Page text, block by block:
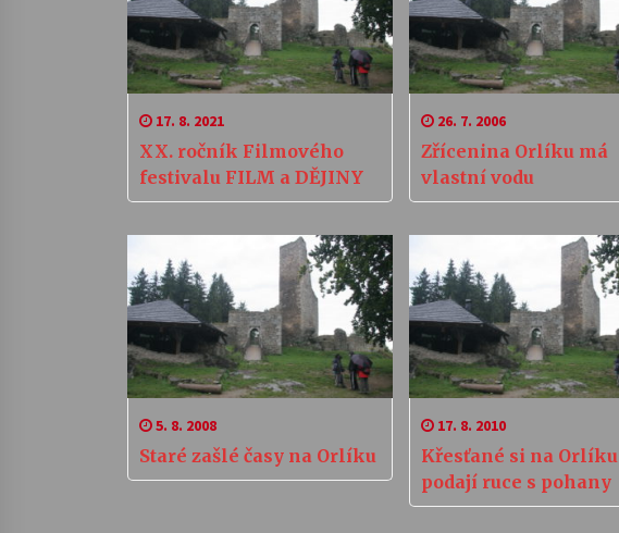
17. 8. 2021
XX. ročník Filmového
festivalu FILM a DĚJINY
26. 7. 2006
Zřícenina Orlíku má
vlastní vodu
5. 8. 2008
Staré zašlé časy na Orlíku
17. 8. 2010
Křesťané si na Orlíku
podají ruce s pohany